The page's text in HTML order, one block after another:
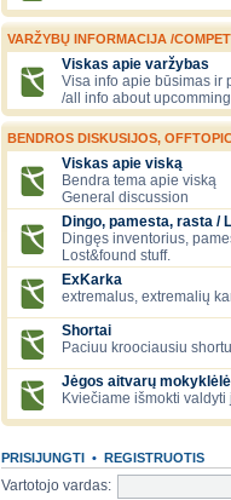
VARŽYBŲ INFORMACIJA /
Viskas apie varžybas
Visa info apie būsimas ir
/all info about
BENDROS DISKUSIJOS,
Viskas apie viską
Bendra tema apie viską
General discussion
Dingo, pamesta, rasta /
Dingęs inventorius,
Lost&found stuff.
ExKarka
extremalus, extremalių
Shortai
Paciuu kroociausiu
Jėgos aitvarų mokyklėlė
Kviečiame išmokti
PRISIJUNGTI • REGISTRUOTIS
Vartotojo vardas: